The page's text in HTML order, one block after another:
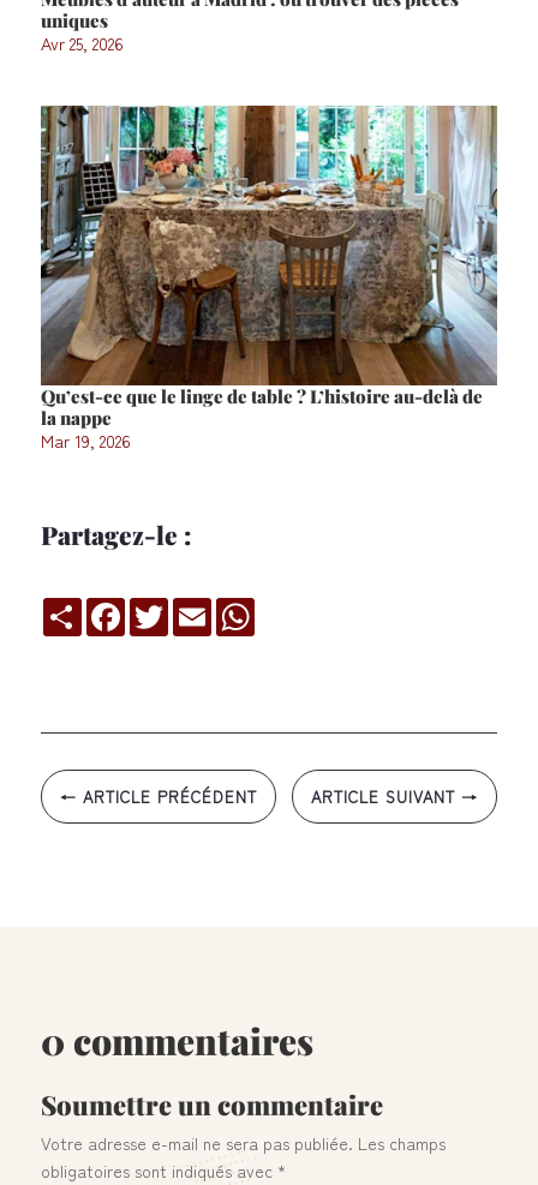
uniques
Avr 25, 2026
Qu’est-ce que le linge de table ? L’histoire au-delà de
la nappe
Mar 19, 2026
Partagez-le :
CompartirFacebook
TwitterEmailWhatsApp
← ARTICLE PRÉCÉDENT ARTICLE SUIVANT →
0 commentaires
Soumettre un commentaire
Votre adresse e-mail ne sera pas publiée. Les champs
obligatoires sont indiqués avec *